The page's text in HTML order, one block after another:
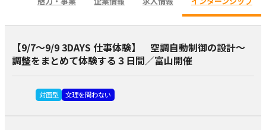
【9/7～9/9 3DAYS 仕事体験】 空調自動制御の設計～
調整をまとめて体験する３日間／富山開催
対面型 文理を問わない